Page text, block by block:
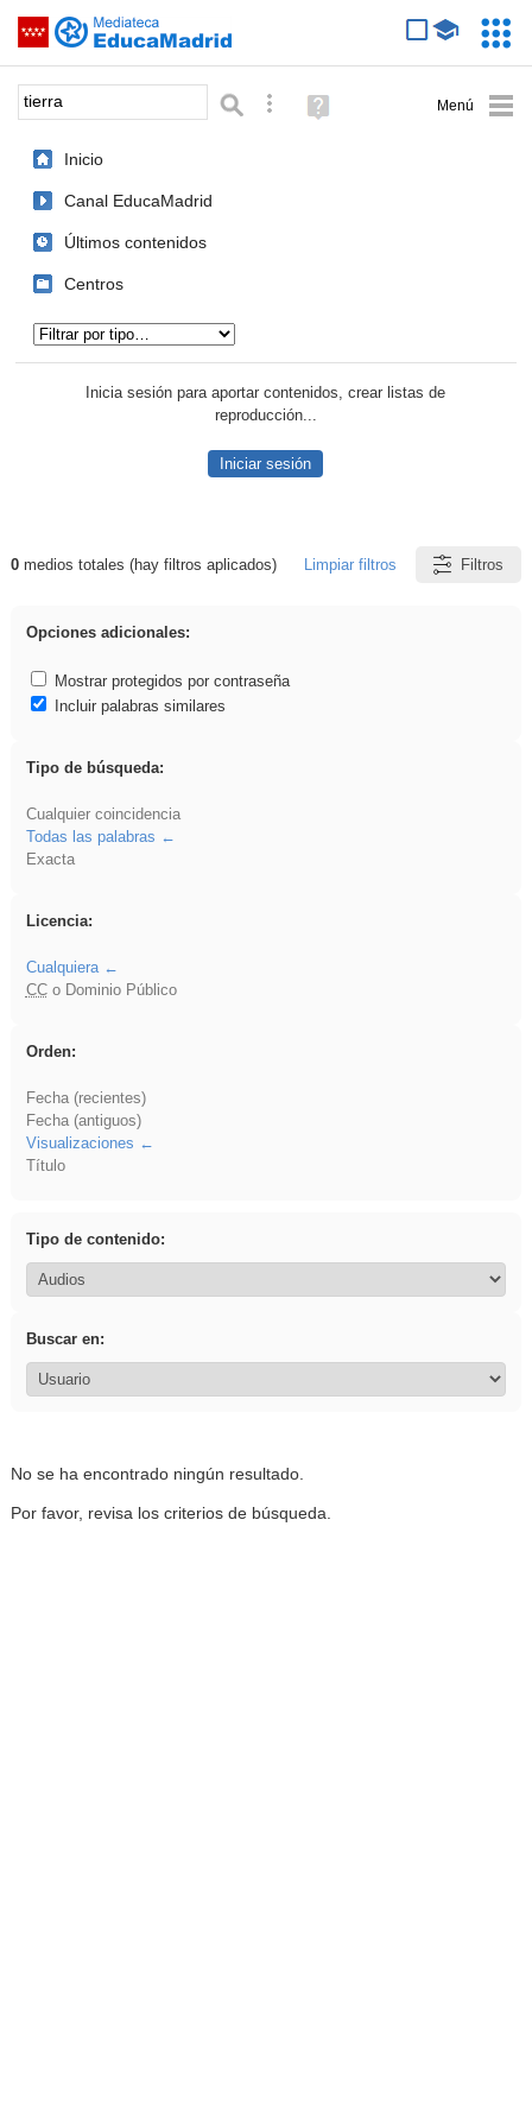
Saltar navegación
Palabra o frase: Búsqueda avanzada
Ayuda
(en
Inicio
Canal EducaMadrid
Últimos contenidos
Centros
Inicia sesión para aportar contenidos, crear listas de
reproducción...
Iniciar sesión
Resultados de: tierra
0medios totales (hay filtros aplicados) Limpiar filtros Filtros
Opciones adicionales:
Mostrar protegidos por contraseña
Incluir palabras similares
Tipo de búsqueda:
Cualquier coincidencia
Todas las palabras
Exacta
Licencia:
Cualquiera
CCo Dominio Público
Orden:
Fecha (recientes)
Fecha (antiguos)
Visualizaciones
Título
Tipo de contenido:
Buscar en:
No se ha encontrado ningún resultado.
Por favor, revisa los criterios de búsqueda.